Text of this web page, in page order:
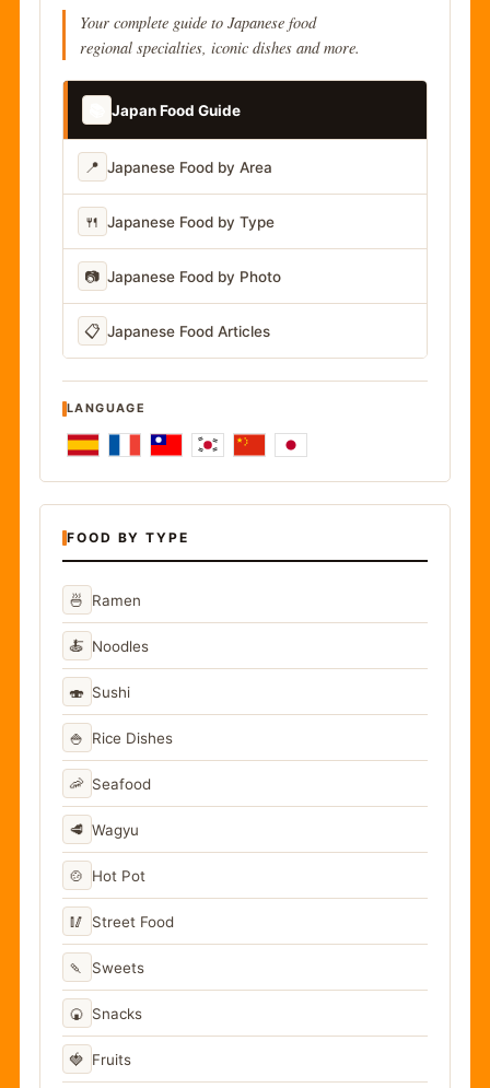
Your complete guide to Japanese food
regional specialties, iconic dishes and more.
Japan Food Guide
📍 Japanese Food by Area
🍴 Japanese Food by Type
📷 Japanese Food by Photo
📋 Japanese Food Articles
LANGUAGE
FOOD BY TYPE
🍜 Ramen
🍝 Noodles
🍣 Sushi
🍚 Rice Dishes
🦐 Seafood
🥩 Wagyu
🍲 Hot Pot
🥢 Street Food
🍡 Sweets
🍘 Snacks
🍓 Fruits